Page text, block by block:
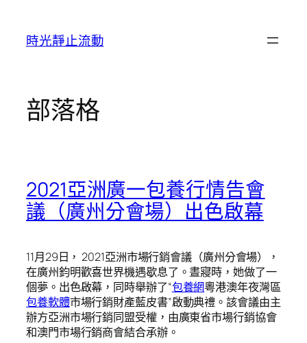
時光靜止流動
部落格
2021亞洲廣一包養行情告會
議（廣州分會場）出色啟幕
11月29日， 2021亞洲市場行銷會議（廣州分會場），
在廣州鈞明歡喜世界機遇歇息了。晝寢時，她做了一
個夢。出色啟幕，同時舉辦了“包養網粵港澳年夜灣區
包養軟體市場行銷財產藍皮書”啟動典禮。該會議由主
辦方亞洲市場行銷同盟受權，由廣東省市場行銷協會
和澳門市場行銷商會結合承辦。